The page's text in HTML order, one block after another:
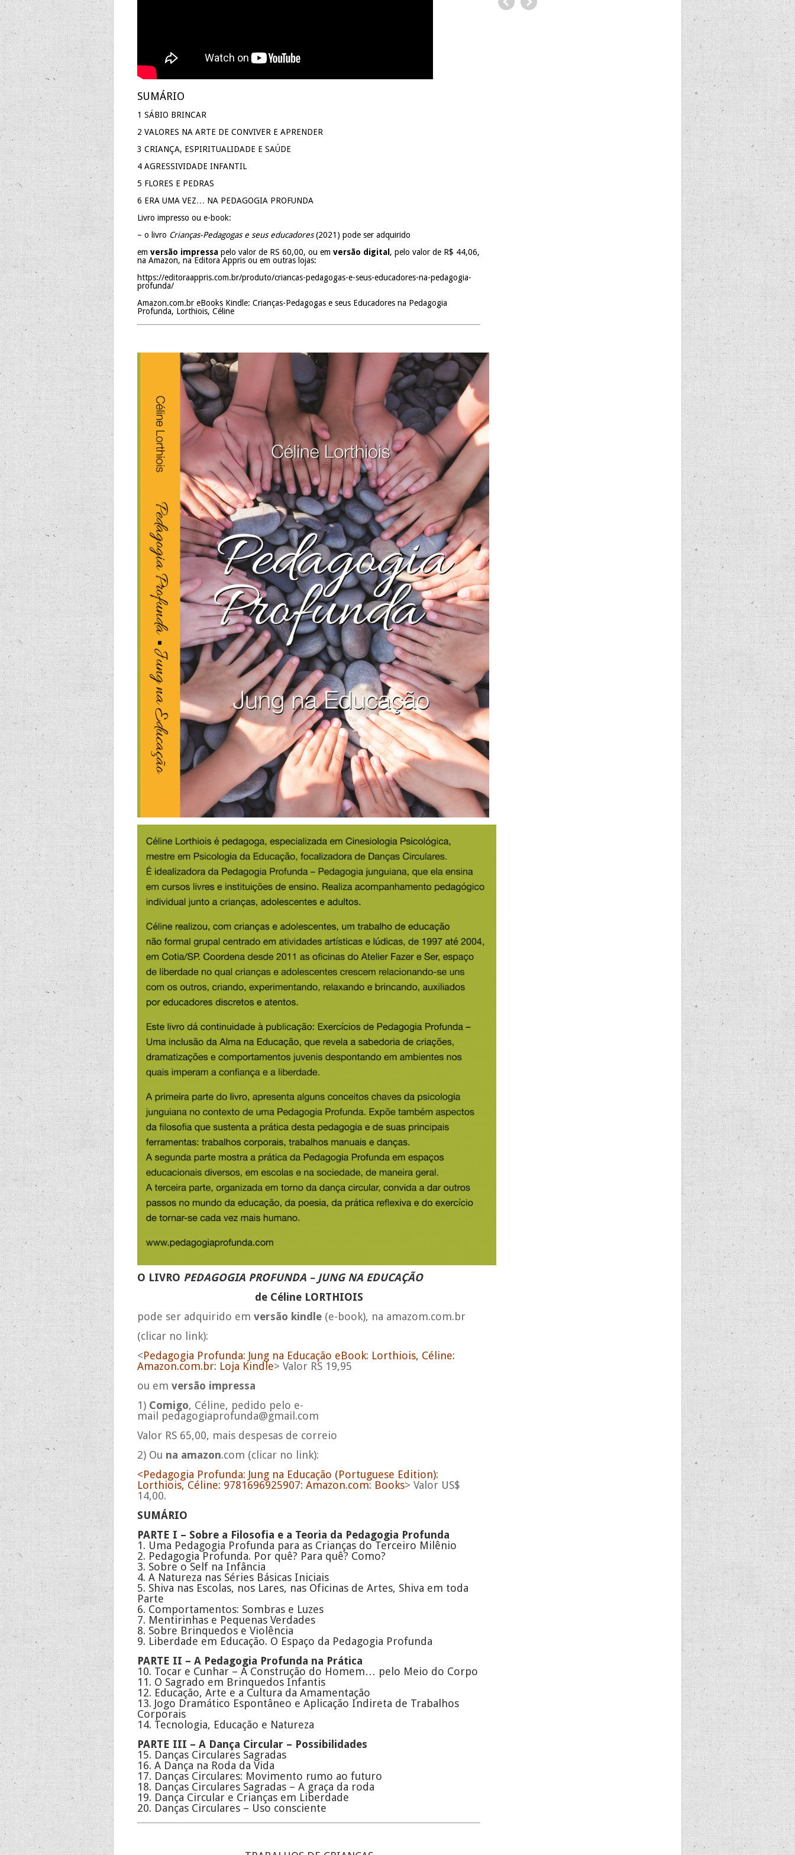
SUMÁRIO
1 SÁBIO BRINCAR
2 VALORES NA ARTE DE CONVIVER E APRENDER
3 CRIANÇA, ESPIRITUALIDADE E SAÚDE
4 AGRESSIVIDADE INFANTIL
5 FLORES E PEDRAS
6 ERA UMA VEZ… NA PEDAGOGIA PROFUNDA
Livro impresso ou e-book:
– o livro Crianças-Pedagogas e seus educadores(2021) pode ser adquirido
em versão impressa pelo valor de RS 60,00, ou em versão digital , pelo valor de R$ 44,06,
na Amazon, na Editora Appris ou em outras lojas:
https://editoraappris.com.br/produto/criancas-pedagogas-e-seus-educadores-na-pedagogia-
profunda/
Amazon.com.br eBooks Kindle: Crianças-Pedagogas e seus Educadores na Pedagogia
Profunda, Lorthiois, Céline
O LIVRO PEDAGOGIA PROFUNDA – JUNG NA EDUCAÇÃO
de Céline LORTHIOIS
pode ser adquirido em versão kindle (e-book), na amazom.com.br
(clicar no link):
<Pedagogia Profunda: Jung na Educação eBook: Lorthiois, Céline:
Amazon.com.br: Loja Kindle> Valor RS 19,95
ou em versão impressa
1) Comigo, Céline, pedido pelo e-
mail
pedagogiaprofunda@gmail.com
Valor RS 65,00, mais despesas de correio
2) Ou na amazon.com (clicar no link):
<Pedagogia Profunda: Jung na Educação (Portuguese Edition):
Lorthiois, Céline: 9781696925907: Amazon.com: Books> Valor US$
14,00.
SUMÁRIO
PARTE I – Sobre a Filosofia e a Teoria da Pedagogia Profunda
1. Uma Pedagogia Profunda para as Crianças do Terceiro Milênio
2. Pedagogia Profunda. Por quê? Para quê? Como?
3. Sobre o Self na Infância
4. A Natureza nas Séries Básicas Iniciais
5. Shiva nas Escolas, nos Lares, nas Oficinas de Artes, Shiva em toda
Parte
6. Comportamentos: Sombras e Luzes
7. Mentirinhas e Pequenas Verdades
8. Sobre Brinquedos e Violência
9. Liberdade em Educação. O Espaço da Pedagogia Profunda
PARTE II – A Pedagogia Profunda na Prática
10. Tocar e Cunhar – A Construção do Homem… pelo Meio do Corpo
11. O Sagrado em Brinquedos Infantis
12. Educação, Arte e a Cultura da Amamentação
13. Jogo Dramático Espontâneo e Aplicação Indireta de Trabalhos
Corporais
14. Tecnologia, Educação e Natureza
PARTE III – A Dança Circular – Possibilidades
15. Danças Circulares Sagradas
16. A Dança na Roda da Vida
17. Danças Circulares: Movimento rumo ao futuro
18. Danças Circulares Sagradas – A graça da roda
19. Dança Circular e Crianças em Liberdade
20. Danças Circulares – Uso consciente